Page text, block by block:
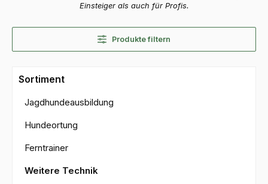
Einsteiger als auch für Profis.
Produkte filtern
Sortiment
Jagdhundeausbildung
Hundeortung
Ferntrainer
Weitere Technik